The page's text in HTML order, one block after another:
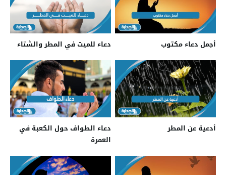
أجمل دعاء مكتوب دعاء للميت في المطر والشتاء
أدعية عن المطر
دعاء الطواف حول الكعبة في
العمرة